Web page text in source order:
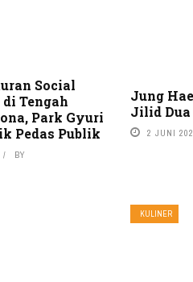
Social
Tengah
Park Gyuri
Pedas Publik
BY
Jung
Jilid Dua
2 JUNI
KULINER